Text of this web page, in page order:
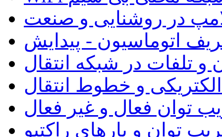
در روشنایی و صنعت
اتوماسیون - پیدایش
و تلفات در شبکه انتقال
الکتریکی و خطوط انتقال
توان فعال و غیر فعال
توان و بارهای راکتیو